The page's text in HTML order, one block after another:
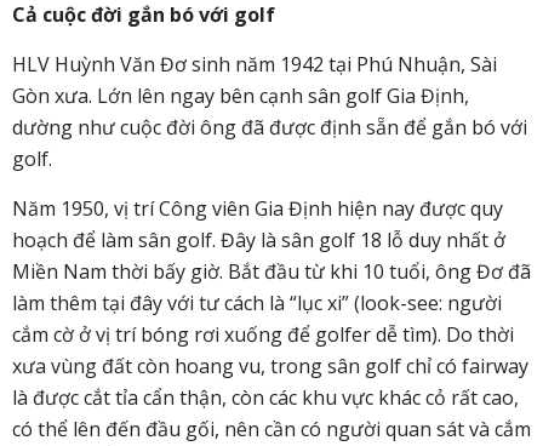
Cả cuộc đời gắn bó với golf
HLV Huỳnh Văn Đơ sinh năm 1942 tại Phú Nhuận, Sài
Gòn xưa. Lớn lên ngay bên cạnh sân golf Gia Định,
dường như cuộc đời ông đã được định sẵn để gắn bó với
golf.
Năm 1950, vị trí Công viên Gia Định hiện nay được quy
hoạch để làm sân golf. Đây là sân golf 18 lỗ duy nhất ở
Miền Nam thời bấy giờ. Bắt đầu từ khi 10 tuổi, ông Đơ đã
làm thêm tại đây với tư cách là “lục xi” (look-see: người
cắm cờ ở vị trí bóng rơi xuống để golfer dễ tìm). Do thời
xưa vùng đất còn hoang vu, trong sân golf chỉ có fairway
là được cắt tỉa cẩn thận, còn các khu vực khác cỏ rất cao,
có thể lên đến đầu gối, nên cần có người quan sát và cắm